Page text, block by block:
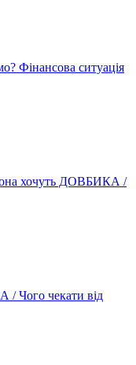
Фінансова ситуація
хочуть ДОВБИКА /
чекати від